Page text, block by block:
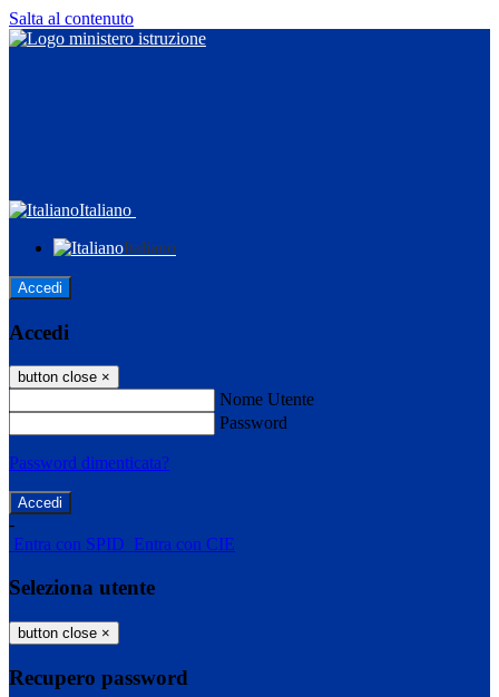
Salta al contenuto
Italiano
Italiano
Accedi
Accedi
button close ×
Nome Utente
Password
Password dimenticata?
-
Entra con SPID Entra con CIE
Seleziona utente
button close ×
Recupero password